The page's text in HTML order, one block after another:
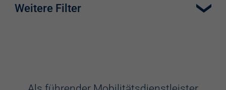
Weitere Filter
Aufzug